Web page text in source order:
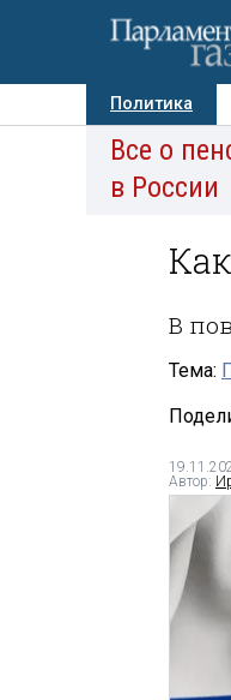
Политика
Авторы
Все о
в России
В
Тема:
Автор: